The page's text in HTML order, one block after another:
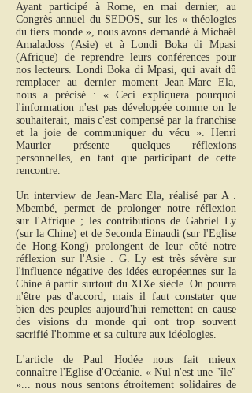
Ayant participé à Rome, en mai dernier, au
Congrès annuel du SEDOS, sur les « théologies
du tiers monde », nous avons demandé à Michaël
Amaladoss (Asie) et à Londi Boka di Mpasi
(Afrique) de reprendre leurs conférences pour
nos lecteurs. Londi Boka di Mpasi, qui avait dû
remplacer au dernier moment Jean-Marc Ela,
nous a précisé : « Ceci expliquera pourquoi
l'information n'est pas développée comme on le
souhaiterait, mais c'est compensé par la franchise
et la joie de communiquer du vécu ». Henri
Maurier présente quelques réflexions
personnelles, en tant que participant de cette
rencontre.
Un interview de Jean-Marc Ela, réalisé par A .
Mbembé, permet de prolonger notre réflexion
sur l'Afrique ; les contributions de Gabriel Ly
(sur la Chine) et de Seconda Einaudi (sur l'Eglise
de Hong-Kong) prolongent de leur côté notre
réflexion sur l'Asie . G. Ly est très sévère sur
l'influence négative des idées européennes sur la
Chine à partir surtout du XIXe siècle. On pourra
n'être pas d'accord, mais il faut constater que
bien des peuples aujourd'hui remettent en cause
des visions du monde qui ont trop souvent
sacrifié l'homme et sa culture aux idéologies.
L'article de Paul Hodée nous fait mieux
connaître l'Eglise d'Océanie. « Nul n'est une "île"
»... nous nous sentons étroitement solidaires de